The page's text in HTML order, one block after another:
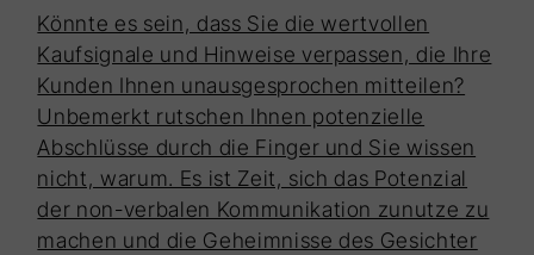
Könnte es sein, dass Sie die wertvollen
Kaufsignale und Hinweise verpassen, die Ihre
Kunden Ihnen unausgesprochen mitteilen?
Unbemerkt rutschen Ihnen potenzielle
Abschlüsse durch die Finger und Sie wissen
nicht, warum. Es ist Zeit, sich das Potenzial
der non-verbalen Kommunikation zunutze zu
machen und die Geheimnisse des Gesichter